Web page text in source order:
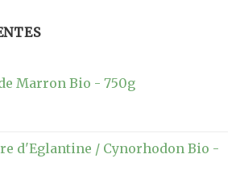
Marron Bio - 750g
d'Eglantine / Cynorhodon Bio -